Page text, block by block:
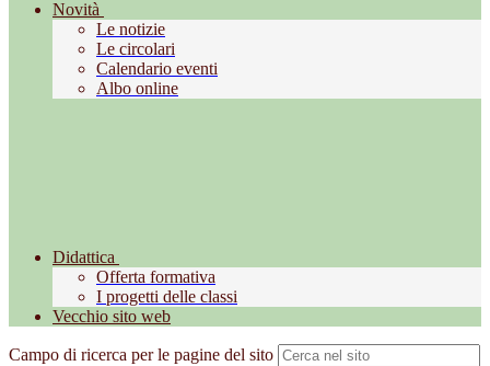
Novità
Le notizie
Le circolari
Calendario eventi
Albo online
Didattica
Offerta formativa
I progetti delle classi
Vecchio sito web
Campo di ricerca per le pagine del sito